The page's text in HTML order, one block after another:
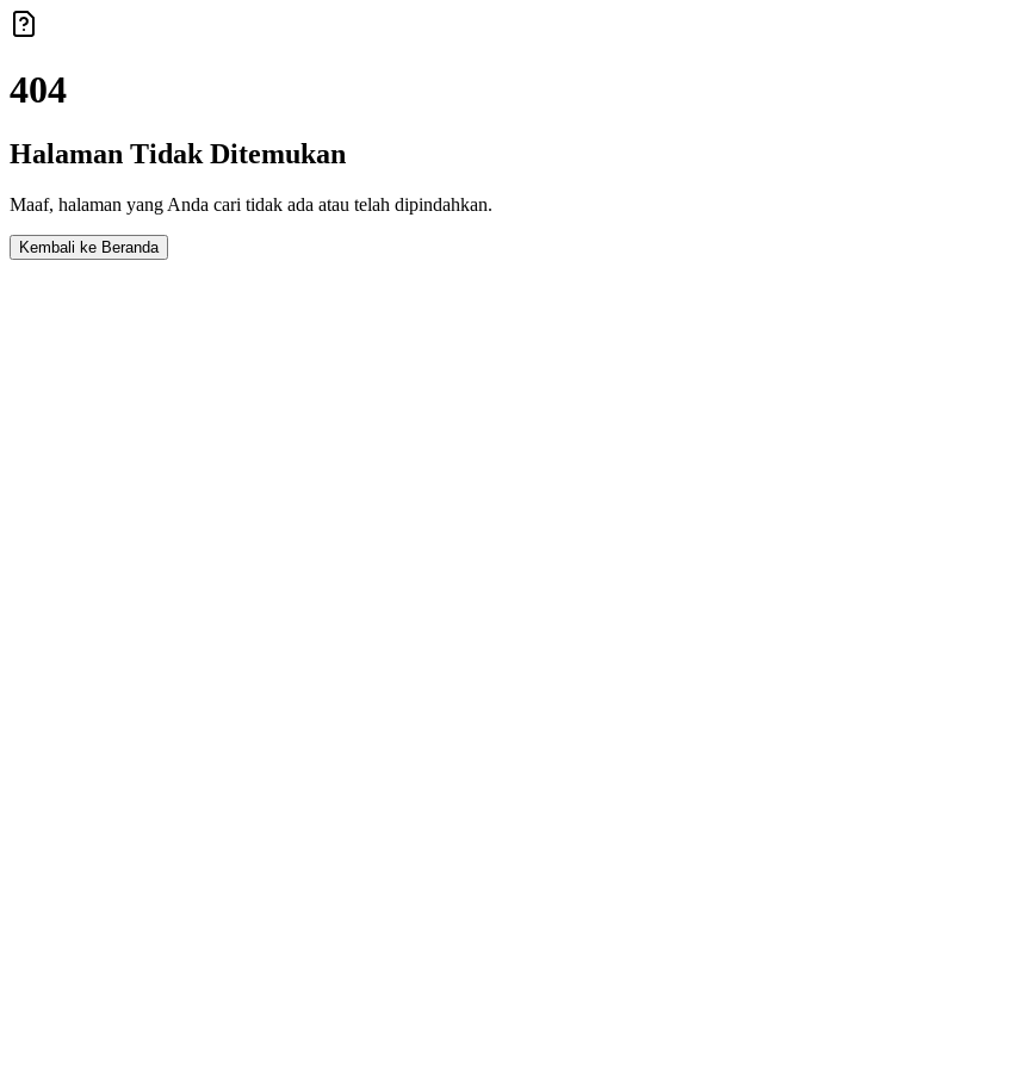
404
Halaman Tidak Ditemukan
Maaf, halaman yang Anda cari tidak ada atau telah dipindahkan.
Kembali ke Beranda